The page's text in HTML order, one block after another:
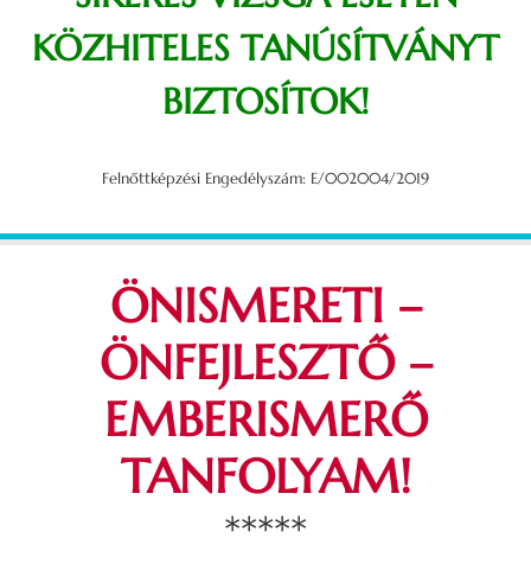
KÖZHITELES TANÚSÍTVÁNYT
BIZTOSÍTOK!
Felnőttképzési Engedélyszám: E/002004/2019
ÖNISMERETI –
ÖNFEJLESZTŐ –
EMBERISMERŐ
TANFOLYAM!
*****